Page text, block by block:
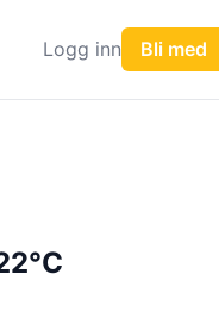
Logg inn Bli med